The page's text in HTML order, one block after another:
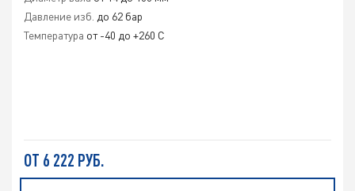
Давление изб. до 62 бар
Температура от -40 до +260 С
ОТ 6 222 РУБ.